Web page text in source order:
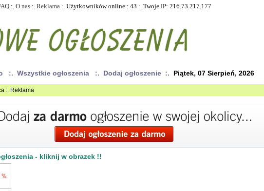
:. O nas :. Reklama :. Użytkowników online : 43 :. Twoje IP: 216.73.217.177
:. Wszystkie ogłoszenia :. Dodaj ogłoszenie :. Piątek, 07 Sierpień, 2026
:. Reklama
- kliknij w obrazek !!